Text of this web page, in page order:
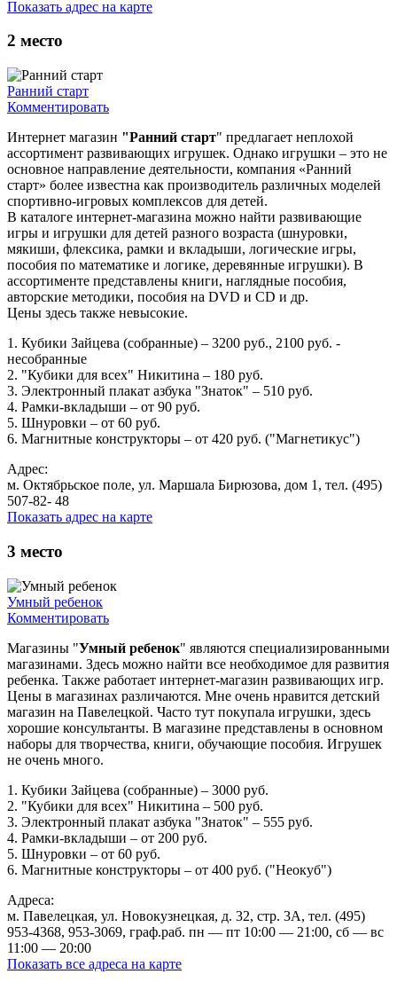
Показать адрес на карте
2 место
Ранний старт
Комментировать
Интернет магазин "Ранний старт" предлагает неплохой
ассортимент развивающих игрушек. Однако игрушки – это не
основное направление деятельности, компания «Ранний
старт» более известна как производитель различных моделей
спортивно-игровых комплексов для детей.
В каталоге интернет-магазина можно найти развивающие
игры и игрушки для детей разного возраста (шнуровки,
мякиши, флексика, рамки и вкладыши, логические игры,
пособия по математике и логике, деревянные игрушки). В
ассортименте представлены книги, наглядные пособия,
авторские методики, пособия на DVD и CD и др.
Цены здесь также невысокие.
1. Кубики Зайцева (собранные) – 3200 руб., 2100 руб. -
несобранные
2. "Кубики для всех" Никитина – 180 руб.
3. Электронный плакат азбука "Знаток" – 510 руб.
4. Рамки-вкладыши – от 90 руб.
5. Шнуровки – от 60 руб.
6. Магнитные конструкторы – от 420 руб. ("Магнетикус")
Адрес:
м. Октябрьское поле, ул. Маршала Бирюзова, дом 1, тел. (495)
507-82- 48
Показать адрес на карте
3 место
Умный ребенок
Комментировать
Магазины "Умный ребенок" являются специализированными
магазинами. Здесь можно найти все необходимое для развития
ребенка. Также работает интернет-магазин развивающих игр.
Цены в магазинах различаются. Мне очень нравится детский
магазин на Павелецкой. Часто тут покупала игрушки, здесь
хорошие консультанты. В магазине представлены в основном
наборы для творчества, книги, обучающие пособия. Игрушек
не очень много.
1. Кубики Зайцева (собранные) – 3000 руб.
2. "Кубики для всех" Никитина – 500 руб.
3. Электронный плакат азбука "Знаток" – 555 руб.
4. Рамки-вкладыши – от 200 руб.
5. Шнуровки – от 60 руб.
6. Магнитные конструкторы – от 400 руб. ("Неокуб")
Адреса:
м. Павелецкая, ул. Новокузнецкая, д. 32, стр. 3А, тел. (495)
953-4368, 953-3069, граф.раб. пн — пт 10:00 — 21:00, сб — вс
11:00 — 20:00
Показать все адреса на карте